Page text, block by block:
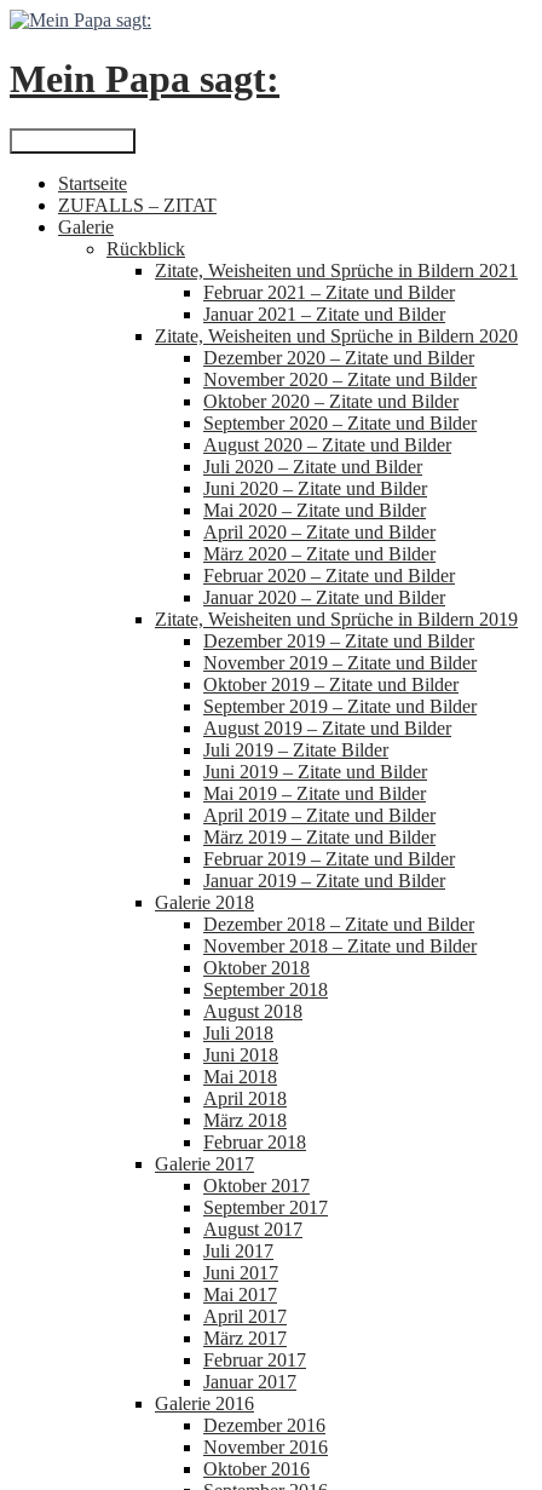
Zum
springen
Mein Papa sagt:
Suchen
Startseite
ZUFALLS – ZITAT
Galerie
Rückblick
Zitate, Weisheiten und Sprüche in Bildern 2021
Februar 2021 – Zitate und Bilder
Januar 2021 – Zitate und Bilder
Zitate, Weisheiten und Sprüche in Bildern 2020
Dezember 2020 – Zitate und Bilder
November 2020 – Zitate und Bilder
Oktober 2020 – Zitate und Bilder
September 2020 – Zitate und Bilder
August 2020 – Zitate und Bilder
Juli 2020 – Zitate und Bilder
Juni 2020 – Zitate und Bilder
Mai 2020 – Zitate und Bilder
April 2020 – Zitate und Bilder
März 2020 – Zitate und Bilder
Februar 2020 – Zitate und Bilder
Januar 2020 – Zitate und Bilder
Zitate, Weisheiten und Sprüche in Bildern 2019
Dezember 2019 – Zitate und Bilder
November 2019 – Zitate und Bilder
Oktober 2019 – Zitate und Bilder
September 2019 – Zitate und Bilder
August 2019 – Zitate und Bilder
Juli 2019 – Zitate Bilder
Juni 2019 – Zitate und Bilder
Mai 2019 – Zitate und Bilder
April 2019 – Zitate und Bilder
März 2019 – Zitate und Bilder
Februar 2019 – Zitate und Bilder
Januar 2019 – Zitate und Bilder
Galerie 2018
Dezember 2018 – Zitate und Bilder
November 2018 – Zitate und Bilder
Oktober 2018
September 2018
August 2018
Juli 2018
Juni 2018
Mai 2018
April 2018
März 2018
Februar 2018
Galerie 2017
Oktober 2017
September 2017
August 2017
Juli 2017
Juni 2017
Mai 2017
April 2017
März 2017
Februar 2017
Januar 2017
Galerie 2016
Dezember 2016
November 2016
Oktober 2016